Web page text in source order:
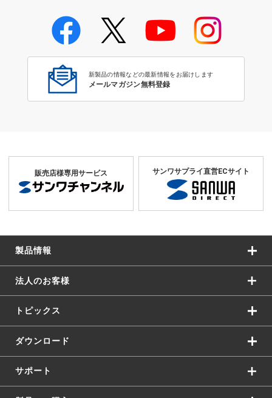
新製品の情報などの最新情報をお届けします
メールマガジン無料登録
販売店様専用サービス サンワサプライ直営ECサイト
製品情報
法人のお客様
トピックス
ダウンロード
サポート